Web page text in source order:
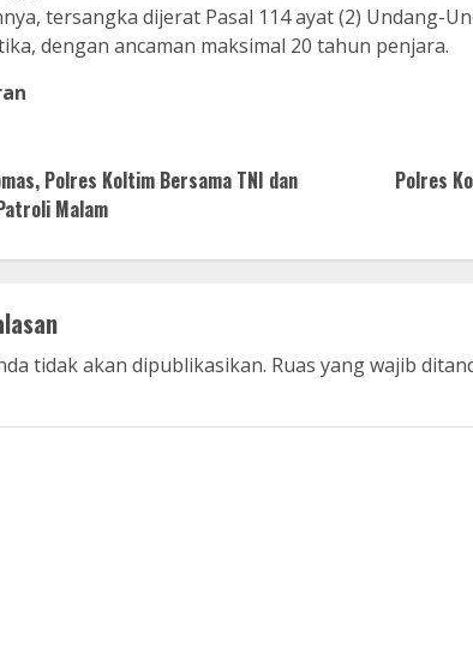
tersangka dijerat Pasal 114 ayat (2) Undang-
dengan ancaman maksimal 20 tahun penjara.
Polres Koltim Bersama TNI dan
Malam
Polres
tidak akan dipublikasikan. Ruas yang wajib